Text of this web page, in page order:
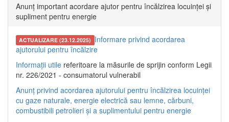
Anunț important acordare ajutor pentru încălzirea locuinței și
supliment pentru energie
ACTUALIZARE (23.12.2025) Informare privind acordarea
ajutorului pentru încălzire
Informații utile referitoare la măsurile de sprijin conform Legii
nr. 226/2021 - consumatorul vulnerabil
Anunț privind acordarea ajutorului pentru încălzirea locuinței
cu gaze naturale, energie electrică sau lemne, cărbuni,
combustibili petrolieri și a suplimentului pentru energie